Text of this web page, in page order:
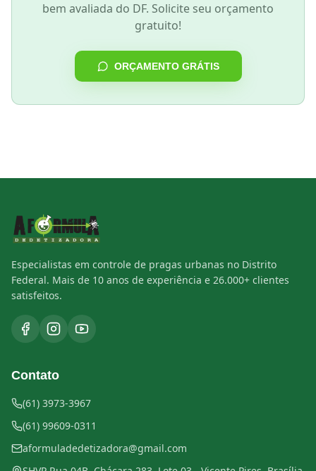
bem avaliada do DF. Solicite seu orçamento
gratuito!
ORÇAMENTO GRÁTIS
Especialistas em controle de pragas urbanas no Distrito
Federal. Mais de 10 anos de experiência e 26.000+ clientes
satisfeitos.
Contato
(61) 3973-3967
(61) 99609-0311
aformuladedetizadora@gmail.com